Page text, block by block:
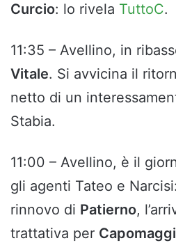
Curcio: lo rivela TuttoC.
11:35 – Avellino, in
Vitale. Si avvicina il
netto di un
Stabia.
11:00 – Avellino, è il
gli agenti Tateo e
rinnovo di Patierno,
trattativa per